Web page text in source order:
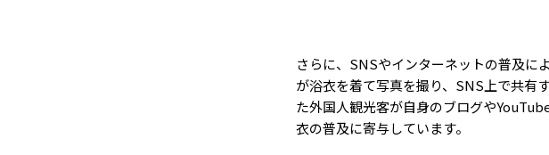
さらに、 SNSやインターネットの普及に
が浴衣を着て写真を撮り、 SNS 上で共有
た外国人観光客が自身のブログや
衣の普及に寄与しています。